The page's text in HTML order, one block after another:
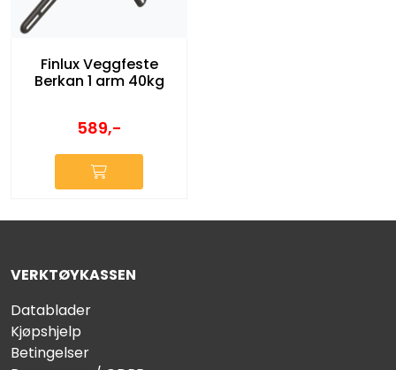
Finlux Veggfeste
Berkan 1 arm 40kg
589,-
VERKTØYKASSEN
Datablader
Kjøpshjelp
Betingelser